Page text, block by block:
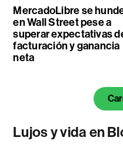
MercadoLibre se
en Wall Street pese a
superar expectativas
facturación y ganancia
neta
Lujos y vida en